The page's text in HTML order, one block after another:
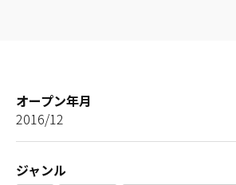
オープン年月
2016/12
ジャンル